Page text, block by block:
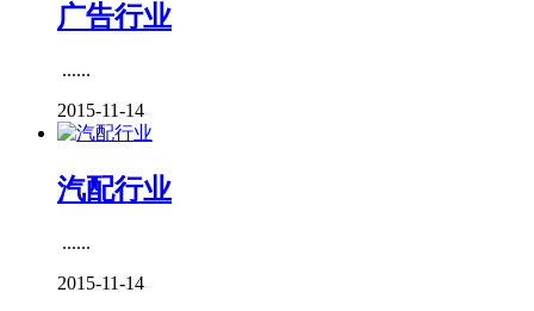
广告行业
......
2015-11-14
汽配行业
......
2015-11-14